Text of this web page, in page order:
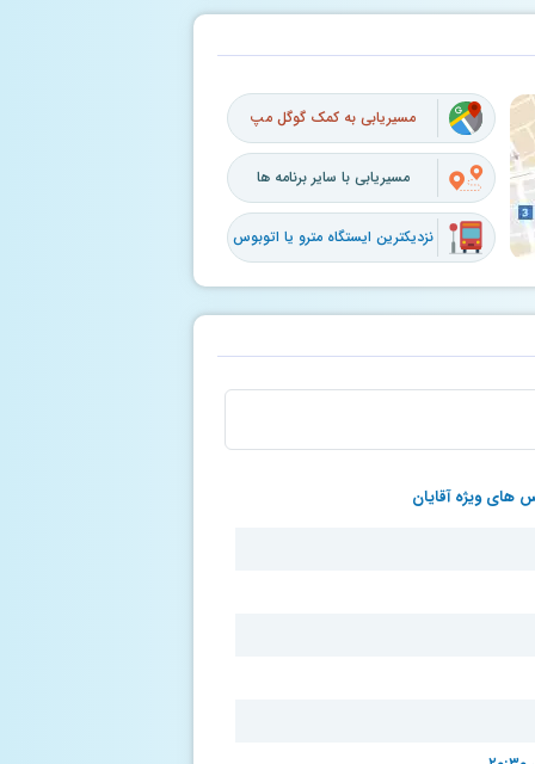
مسیریابی به کمک گوگل مپ
مسیریابی با سایر برنامه ها
نزدیکترین ایستگاه مترو یا اتوبوس
های ویژه آقایان